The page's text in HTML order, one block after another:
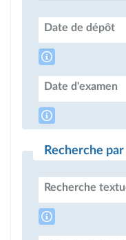
Date de dépôt
Date d'examen
Recherche
Recherche